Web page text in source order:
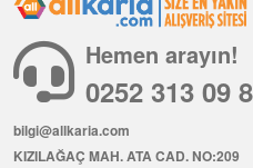
Hemen arayın!
0252 313 09
bilgi@allkaria.com
KIZILAĞAÇ MAH. ATA CAD. NO:209